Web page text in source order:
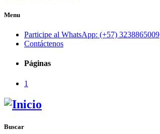
Menu
Participe al WhatsApp: (+57) 3238865009
Contáctenos
Páginas
1
Buscar